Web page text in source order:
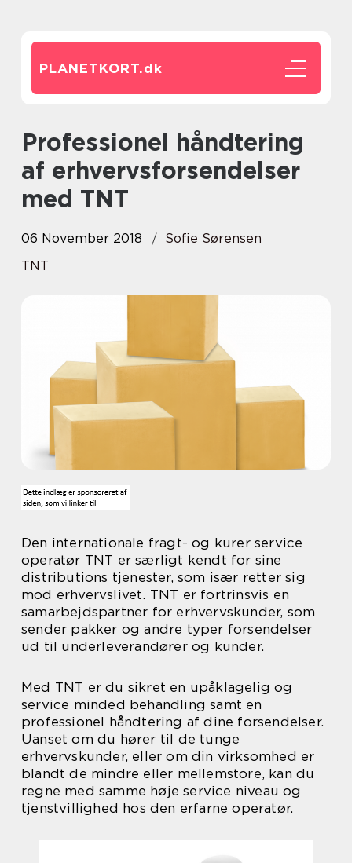
PLANETKORT.dk
Professionel håndtering
af erhvervsforsendelser
med TNT
06 November 2018
Sofie Sørensen
TNT
Den internationale fragt- og kurer service
operatør TNT er særligt kendt for sine
distributions tjenester, som især retter sig
mod erhvervslivet. TNT er fortrinsvis en
samarbejdspartner for erhvervskunder, som
sender pakker og andre typer forsendelser
ud til underleverandører og kunder.
Med TNT er du sikret en upåklagelig og
service minded behandling samt en
professionel håndtering af dine forsendelser.
Uanset om du hører til de tunge
erhvervskunder, eller om din virksomhed er
blandt de mindre eller mellemstore, kan du
regne med samme høje service niveau og
tjenstvillighed hos den erfarne operatør.